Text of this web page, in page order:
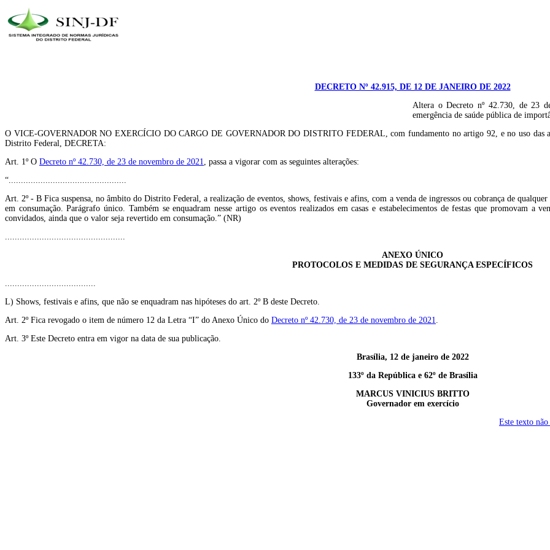
DECRETO Nº 42.915, DE 12 DE JANEIRO DE 2022
Altera o Decreto nº 42.730, de 23
emergência de saúde pública de
O VICE-GOVERNADOR NO EXERCÍCIO DO CARGO DE GOVERNADOR DO DISTRITO FEDERAL, com fundamento no artigo 92, e no uso das
Distrito Federal, DECRETA:
Art. 1º O Decreto nº 42.730, de 23 de novembro de 2021, passa a vigorar com as seguintes alterações:
“................................................
Art. 2º - B Fica suspensa, no âmbito do Distrito Federal, a realização de eventos, shows, festivais e afins, com a venda de ingressos ou cobrança de
em consumação. Parágrafo único. Também se enquadram nesse artigo os eventos realizados em casas e estabelecimentos de festas que promovam
convidados, ainda que o valor seja revertido em consumação.” (NR)
.................................................
ANEXO ÚNICO
PROTOCOLOS E MEDIDAS DE SEGURANÇA ESPECÍFICOS
.....................................
L) Shows, festivais e afins, que não se enquadram nas hipóteses do art. 2º B deste Decreto.
Art. 2º Fica revogado o item de número 12 da Letra “I” do Anexo Único do Decreto nº 42.730, de 23 de novembro de 2021.
Art. 3º Este Decreto entra em vigor na data de sua publicação.
Brasília, 12 de janeiro de 2022
133º da República e 62º de Brasília
MARCUS VINICIUS BRITTO
Governador em exercício
Este texto